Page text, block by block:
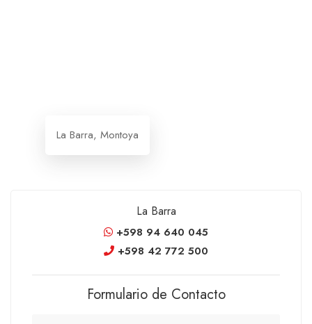
La Barra, Montoya
La Barra
+598 94 640 045
+598 42 772 500
Formulario de Contacto